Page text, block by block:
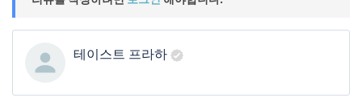
테이스트 프라하